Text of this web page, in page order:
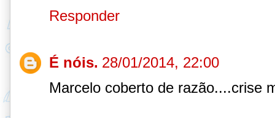
Responder
É nóis. 28/01/2014, 22:00
Marcelo coberto de razão....crise